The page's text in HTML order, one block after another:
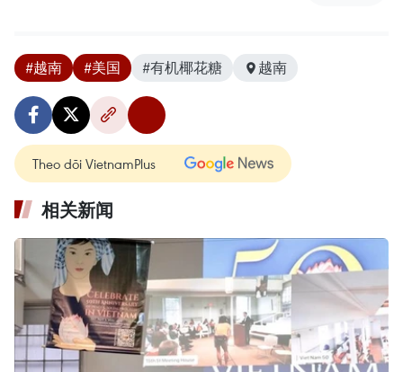
#越南 #美国 #有机椰花糖 越南
Theo dõi VietnamPlus
相关新闻